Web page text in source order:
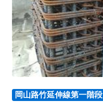
輕軌與公車捷運
無架空線
岡山路竹延伸線第一階段